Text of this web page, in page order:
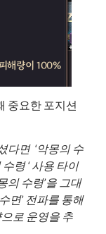
중요한 포지션
다면 ‘악몽의 수
수령 ‘ 사용 타이
의 수령’을 그대
면’ 전파를 통해
로 운영을 추